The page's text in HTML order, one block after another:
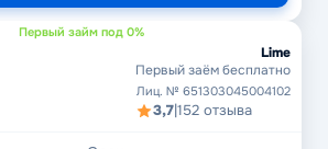
Первый займ под 0%
Lime
Первый заём бесплатно
Лиц. № 651303045004102
3,7|152 отзыва